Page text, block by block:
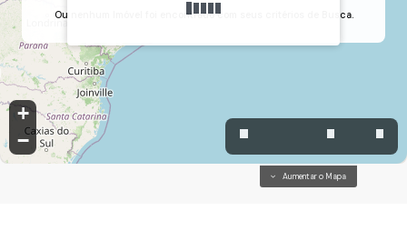
+
−
Ou nenhum Imóvel foi encontrado com seus critérios de Busca.
Aumentar o Mapa